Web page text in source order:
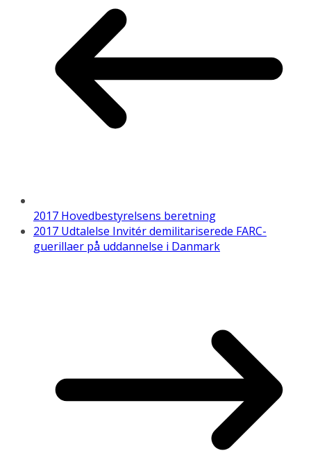
2017 Hovedbestyrelsens beretning
2017 Udtalelse Invitér demilitariserede FARC-
guerillaer på uddannelse i Danmark